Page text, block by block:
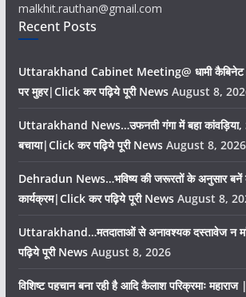
malkhit.rauthan@gmail.com
Recent Posts
Uttarakhand Cabinet Meeting@ धामी कैबिनेट ने
पर मुहर|Click कर पढ़िये पूरी News August 8,
Uttarakhand News…उफनती गंगा में बहा कांवड़िया,
बचाया|Click कर पढ़िये पूरी News August 8, 2026
Dehradun News…भविष्य की जरूरतों के अनुसार बनें
कार्यक्रम|Click कर पढ़िये पूरी News August 8,
Uttarakhand…मतदाताओं से अनावश्यक दस्तावेज न
पढ़िये पूरी News August 8, 2026
विशिष्ट पहचान बना रही है आदि कैलाश परिक्रमाः